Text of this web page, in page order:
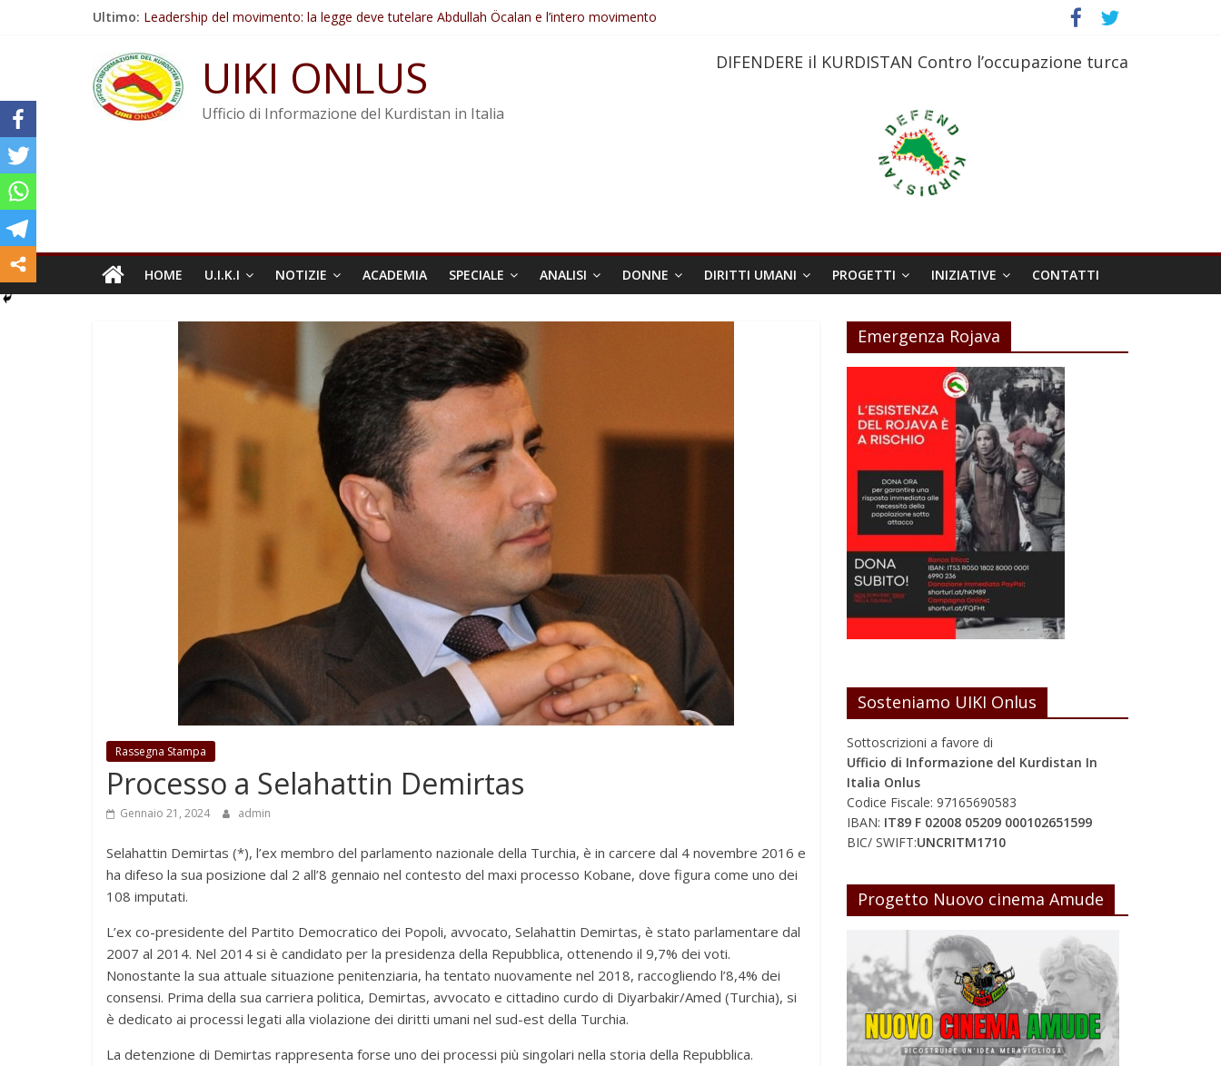
Ultimo: Leadership del movimento: la legge deve tutelare Abdullah Öcalan e l’intero movimento
Non tenere conto della situazione di Rêber Apo ostacolerebbe l’attuazione della legge
Il KNK chiede un’azione internazionale contro i crimini di guerra dell’Iran
Abdullah Öcalan: Le legge negativa deve essere trasformata in legge positiva
UIKI ONLUS
Ufficio di Informazione del Kurdistan in Italia
DIFENDERE il KURDISTAN Contro l’occupazione turca
HOME U.I.K.I NOTIZIE ACADEMIA SPECIALE ANALISI DONNE DIRITTI UMANI PROGETTI INIZIATIVE CONTATTI
Rassegna Stampa
Processo a Selahattin Demirtas
Gennaio 21, 2024 admin
Selahattin Demirtas (*), l’ex membro del parlamento nazionale della Turchia, è in carcere dal 4 novembre 2016 e
ha difeso la sua posizione dal 2 all’8 gennaio nel contesto del maxi processo Kobane, dove figura come uno dei
108 imputati.
L’ex co-presidente del Partito Democratico dei Popoli, avvocato, Selahattin Demirtas, è stato parlamentare dal
2007 al 2014. Nel 2014 si è candidato per la presidenza della Repubblica, ottenendo il 9,7% dei voti.
Nonostante la sua attuale situazione penitenziaria, ha tentato nuovamente nel 2018, raccogliendo l’8,4% dei
consensi. Prima della sua carriera politica, Demirtas, avvocato e cittadino curdo di Diyarbakir/Amed (Turchia), si
è dedicato ai processi legati alla violazione dei diritti umani nel sud-est della Turchia.
La detenzione di Demirtas rappresenta forse uno dei processi più singolari nella storia della Repubblica.
Emergenza Rojava
Sosteniamo UIKI Onlus
Sottoscrizioni a favore di
Ufficio di Informazione del Kurdistan In
Italia Onlus
Codice Fiscale: 97165690583
IBAN: IT89 F 02008 05209 000102651599
BIC/ SWIFT:UNCRITM1710
Progetto Nuovo cinema Amude